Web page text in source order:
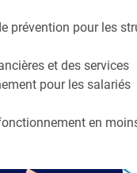
prévention pour les
et des services
pour les salariés
en